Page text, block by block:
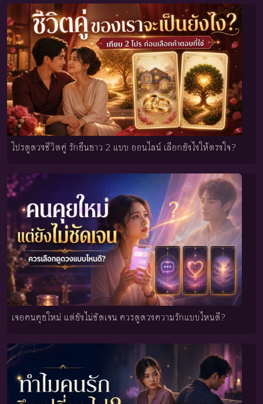
โปรดูดวงชีวิตคู่ รักยืนยาว 2 แบบ ออนไลน์ เลือกยังไงให้ตรงใจ?
เจอคนคุยใหม่ แต่ยังไม่ชัดเจน ควรดูดวงความรักแบบไหนดี?